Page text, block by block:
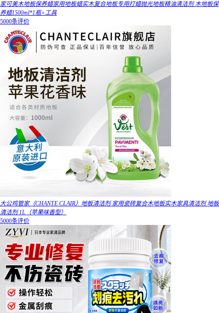
家可美木地板保养蜡家用地板蜡实木复合地板专用打蜡抛光地板精油清洁剂 木地板保
养蜡1500ml*1瓶+工具
5000条评价
大公鸡管家（CHANTE CLAIR）地板清洁剂 家用瓷砖复合木地板实木家具清洁剂 地板
清洁剂 1L（苹果味香型）
5000条评价